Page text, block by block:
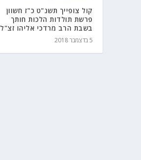
קול צופייך תשנ"ט כ"ז חשוון
פרשת תולדות הלכות חותך
בשבת הרב מרדכי אליהו זצ"ל
5 בדצמבר 2018